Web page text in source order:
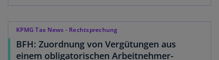
KPMG Tax News - Rechtsprechung
BFH: Zuordnung von Vergütungen aus
einem obligatorischen Arbeitnehmer-